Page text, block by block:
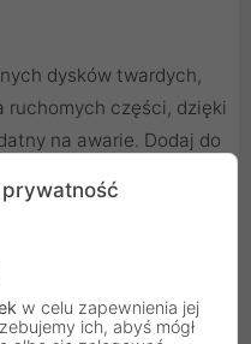
dysków twardych,
ruchomych części, dzięki
na awarie. Dodaj do
SSD do bezpiecznego
dużych danych, zdjęć i
w celu zapewnienia jej
ich, abyś mógł